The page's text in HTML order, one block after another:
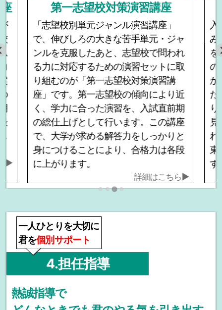
▶
第一志望校対策演習講座
「志望校別単元ジャンル演習講座」
で、伸びしろの大きな苦手単元・ジャ
ンルを克服したあと、志望校で問われ
る力に対応するための演習セットに取
り組むのが「第一志望校対策演習講
座」です。第一志望校の傾向により近
く、学力に合った演習を、入試直前期
の総仕上げとして行います。この講座
で、大学が求める解答力をしっかりと
身につけることにより、合格力は各段
に上がります。
詳細はこちら▶
み
を
の
か
た
れ
東
す
一人ひとりを大切に
君を個別サポート
4.担任指導
熱誠指導で